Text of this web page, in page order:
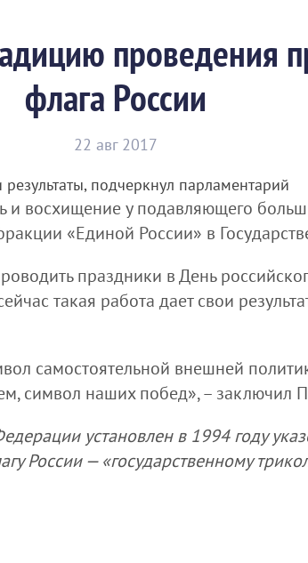
проведения
флага России
22 авг 2017
подчеркнул парламентарий
и восхищение у подавляющего
«Единой России» в
праздники в День
такая работа дает свои
самостоятельной внешней
символ наших побед», – заключил
установлен в 1994 году
России — «государственному